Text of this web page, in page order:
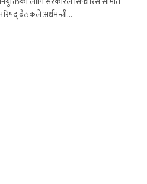
बैठकले अर्थमन्त्री…